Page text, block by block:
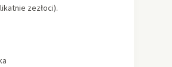
zezłoci).